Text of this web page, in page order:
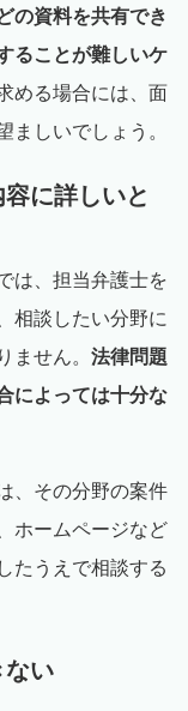
の資料を共有でき
ることが難しいケ
める場合には、面
ましいでしょう。
に詳しいと
は、担当弁護士を
相談したい分野に
ません。 法律問題
によっては十分な
、その分野の案件
ホームページなど
たうえで相談する
ない